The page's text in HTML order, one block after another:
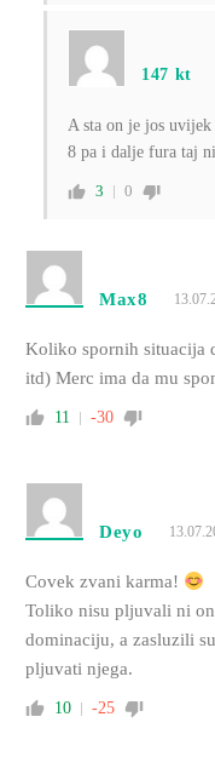
147 kt
A sta on je jos
8 pa i dalje fura taj
3 0
Max8
Koliko spornih situacija
itd) Merc ima da mu
11 -30
Deyo
Covek zvani karma!
Toliko nisu pljuvali ni
dominaciju, a zasluzili
pljuvati njega.
10 -25